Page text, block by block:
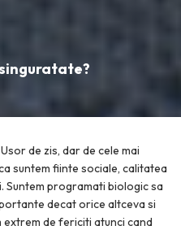
de zis, dar de cele mai
suntem fiinte sociale, calitatea
Suntem programati biologic sa
decat orice altceva si
extrem de fericiti atunci cand